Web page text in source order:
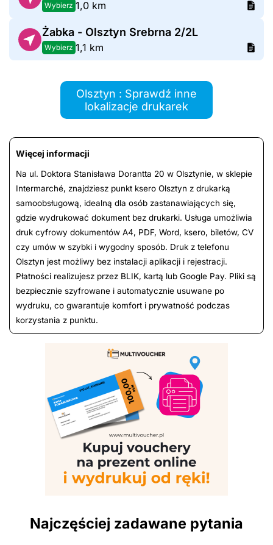
Wybierz 1,0 km
Żabka - Olsztyn Srebrna 2/2L
Wybierz 1,1 km
Olsztyn : Sprawdź inne
lokalizacje drukarek
Więcej informacji
Na ul. Doktora Stanisława Dorantta 20 w Olsztynie, w sklepie
Intermarché, znajdziesz punkt ksero Olsztyn z drukarką
samoobsługową, idealną dla osób zastanawiających się,
gdzie wydrukować dokument bez drukarki. Usługa umożliwia
druk cyfrowy dokumentów A4, PDF, Word, ksero, biletów, CV
czy umów w szybki i wygodny sposób. Druk z telefonu
Olsztyn jest możliwy bez instalacji aplikacji i rejestracji.
Płatności realizujesz przez BLIK, kartą lub Google Pay. Pliki są
bezpiecznie szyfrowane i automatycznie usuwane po
wydruku, co gwarantuje komfort i prywatność podczas
korzystania z punktu.
Najczęściej zadawane pytania